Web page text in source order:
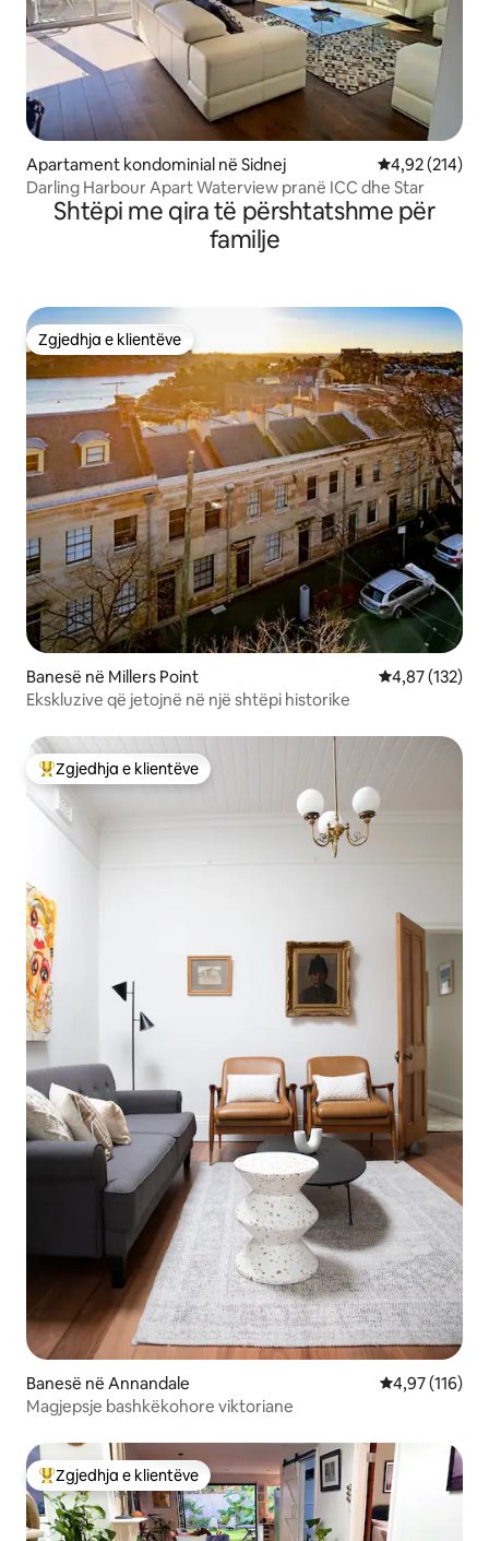
Apartament kondominial në Sidnej Vlerësimi
4,92 (214)
Darling Harbour Apart Waterview pranë ICC dhe Star
Shtëpi me qira të përshtatshme për
familje
Zgjedhja e klientëve
Zgjedhja e klientëve
Banesë në Millers Point Vlerësimi
4,87 (132)
Ekskluzive që jetojnë në një shtëpi historike
Më të mirat e zgjedhjeve të klientëve
Zgjedhja e klientëve
Banesë në Annandale Vlerësimi
4,97 (116)
Magjepsje bashkëkohore viktoriane
Më të mirat e zgjedhjeve të klientëve
Zgjedhja e klientëve